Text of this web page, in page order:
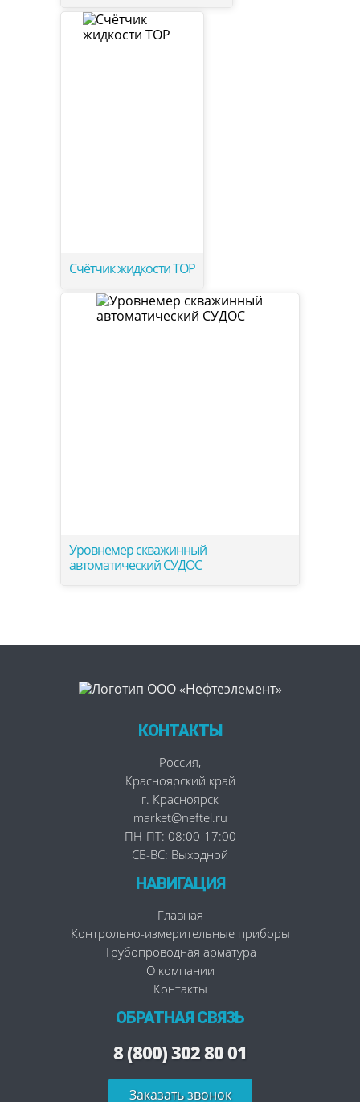
Счётчик жидкости ТОР
Уровнемер скважинный
автоматический СУДОС
КОНТАКТЫ
Россия,
Красноярский край
г. Красноярск
market@neftel.ru
ПН-ПТ: 08:00-17:00
СБ-ВС: Выходной
НАВИГАЦИЯ
Главная
Контрольно-измерительные приборы
Трубопроводная арматура
О компании
Контакты
ОБРАТНАЯ СВЯЗЬ
8 (800) 302 80 01
Заказать звонок